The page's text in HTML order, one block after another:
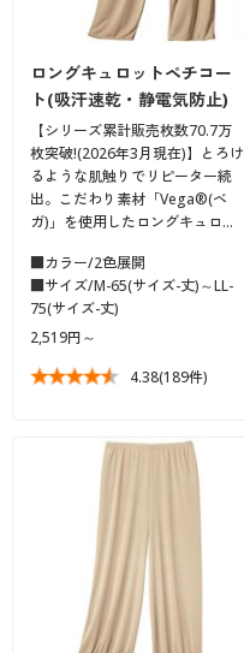
ロングキュロットペチコー
ト(吸汗速乾・静電気防止)
【シリーズ累計販売枚数70.7万
枚突破!(2026年3月現在)】とろけ
るような肌触りでリピーター続
出。こだわり素材「Vega®(ベ
ガ)」を使用したロングキュロ…
■カラー/2色展開
■サイズ/M-65(サイズ-丈)～LL-
75(サイズ-丈)
2,519円～
4.38(189件)